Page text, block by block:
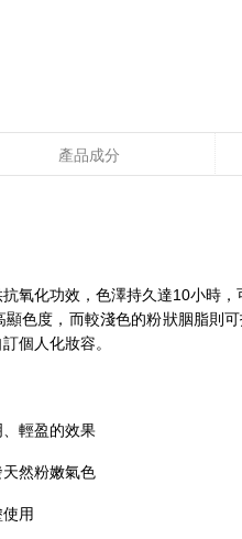
產品成分
氧化功效，色澤持久達10小時，
色度，而較淺色的粉狀胭脂則
個人化妝容。
輕盈的效果
然粉嫩氣色
用